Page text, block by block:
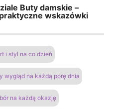
Buty damskie –
wskazówki
i styl na co dzień
wygląd na każdą porę dnia
na każdą okazję